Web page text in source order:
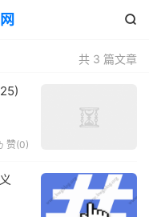

共 3 篇文章
赞(0)